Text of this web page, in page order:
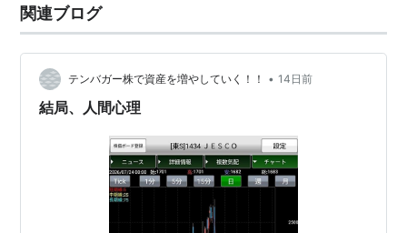
関連ブログ
テンバガー株で資産を増やしていく！！ • 14日前
結局、人間心理